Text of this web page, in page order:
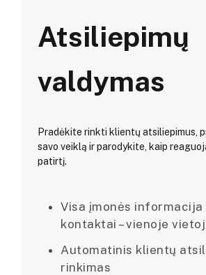
Atsiliepimų
valdymas
Pradėkite rinkti klientų atsiliepimus,
savo veiklą ir parodykite, kaip
patirtį.
Visa įmonės informacija
kontaktai – vienoje
Automatinis klientų
rinkimas